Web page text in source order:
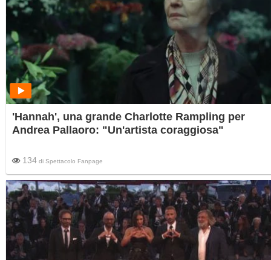
'Hannah', una grande Charlotte Rampling per
Andrea Pallaoro: "Un'artista coraggiosa"
134 di Spettacolo Fanpage